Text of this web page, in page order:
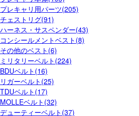
プレキャリ用パーツ(205)
チェストリグ(91)
ハーネス・サスペンダー(43)
コンシールメントベスト(8)
その他のベスト(6)
ミリタリーベルト(224)
BDUベルト(16)
リガーベルト(25)
TDUベルト(17)
MOLLEベルト(32)
デューティーベルト(37)